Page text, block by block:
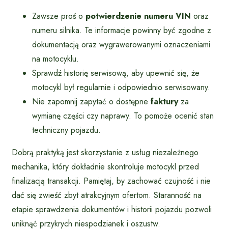
Zawsze proś o potwierdzenie numeru VIN oraz
numeru silnika. Te informacje powinny być zgodne z
dokumentacją oraz wygrawerowanymi oznaczeniami
na motocyklu.
Sprawdź historię serwisową, aby upewnić się, że
motocykl był regularnie i odpowiednio serwisowany.
Nie zapomnij zapytać o dostępne fakturyza
wymianę części czy naprawy. To pomoże ocenić stan
techniczny pojazdu.
Dobrą praktyką jest skorzystanie z usług niezależnego
mechanika, który dokładnie skontroluje motocykl przed
finalizacją transakcji. Pamiętaj, by zachować czujność i nie
dać się zwieść zbyt atrakcyjnym ofertom. Staranność na
etapie sprawdzenia dokumentów i historii pojazdu pozwoli
uniknąć przykrych niespodzianek i oszustw.